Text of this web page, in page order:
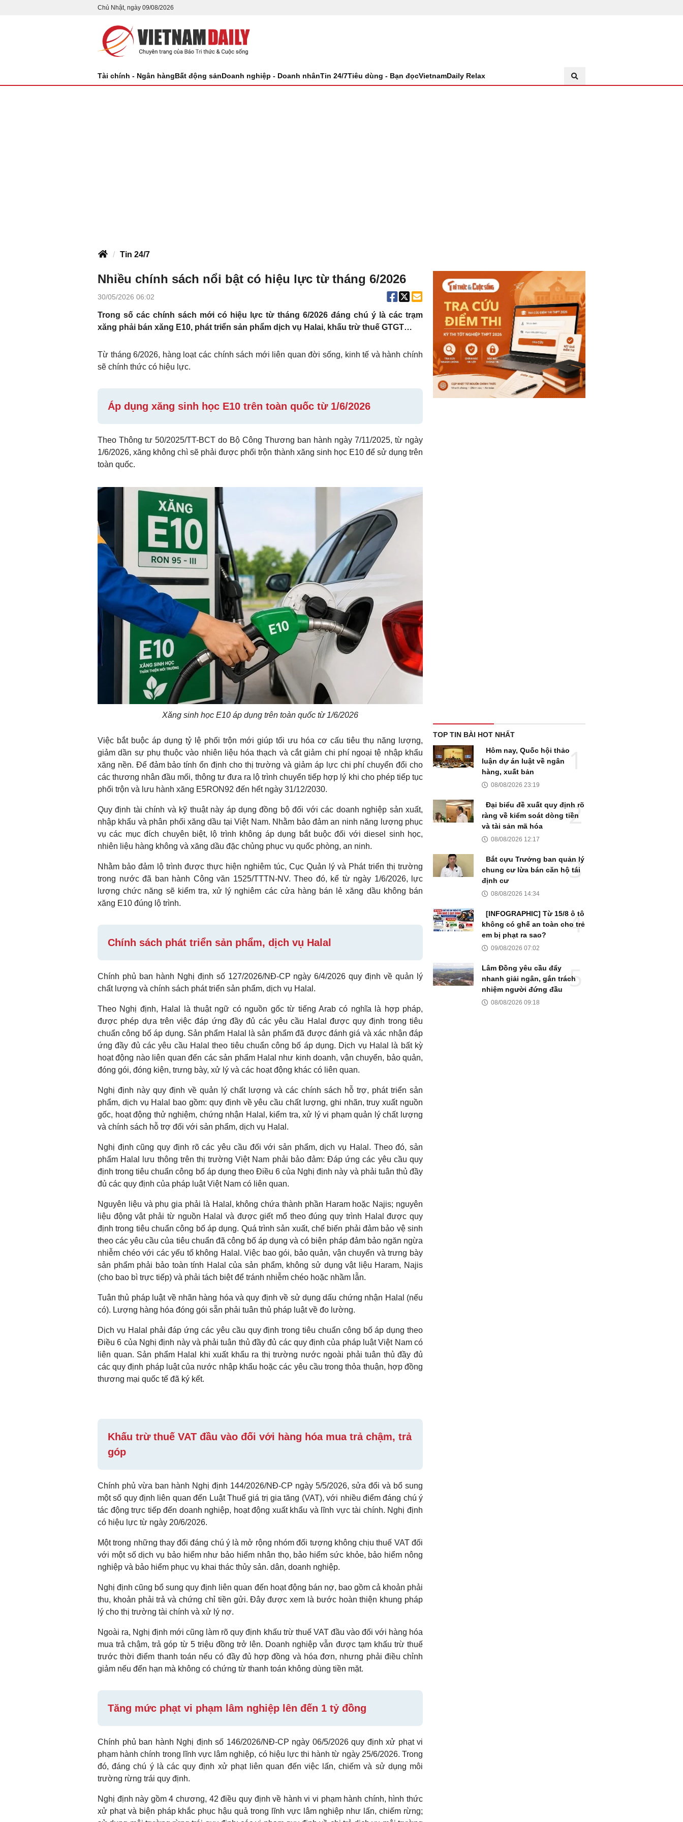
Chủ Nhật, ngày 09/08/2026
Tài chính - Ngân hàngBất động sảnDoanh nghiệp - Doanh nhânTin 24/7Tiêu dùng - Bạn đọcVietnamDaily Relax
Tin 24/7
Nhiều chính sách nổi bật có hiệu lực từ tháng 6/2026
30/05/2026 06:02
Trong số các chính sách mới có hiệu lực từ tháng 6/2026 đáng chú ý là các trạm
xăng phải bán xăng E10, phát triển sản phẩm dịch vụ Halai, khấu trừ thuế GTGT…
Từ tháng 6/2026, hàng loạt các chính sách mới liên quan đời sống, kinh tế và hành chính
sẽ chính thức có hiệu lực.
Áp dụng xăng sinh học E10 trên toàn quốc từ 1/6/2026
Theo Thông tư 50/2025/TT-BCT do Bộ Công Thương ban hành ngày 7/11/2025, từ ngày
1/6/2026, xăng không chì sẽ phải được phối trộn thành xăng sinh học E10 để sử dụng trên
toàn quốc.
Xăng sinh học E10 áp dụng trên toàn quốc từ 1/6/2026
Việc bắt buộc áp dụng tỷ lệ phối trộn mới giúp tối ưu hóa cơ cấu tiêu thụ năng lượng,
giảm dần sự phụ thuộc vào nhiên liệu hóa thạch và cắt giảm chi phí ngoại tệ nhập khẩu
xăng nền. Để đảm bảo tính ổn định cho thị trường và giảm áp lực chi phí chuyển đổi cho
các thương nhân đầu mối, thông tư đưa ra lộ trình chuyển tiếp hợp lý khi cho phép tiếp tục
phối trộn và lưu hành xăng E5RON92 đến hết ngày 31/12/2030.
Quy định tài chính và kỹ thuật này áp dụng đồng bộ đối với các doanh nghiệp sản xuất,
nhập khẩu và phân phối xăng dầu tại Việt Nam. Nhằm bảo đảm an ninh năng lượng phục
vụ các mục đích chuyên biệt, lộ trình không áp dụng bắt buộc đối với diesel sinh học,
nhiên liệu hàng không và xăng dầu đặc chủng phục vụ quốc phòng, an ninh.
Nhằm bảo đảm lộ trình được thực hiện nghiêm túc, Cục Quản lý và Phát triển thị trường
trong nước đã ban hành Công văn 1525/TTTN-NV. Theo đó, kể từ ngày 1/6/2026, lực
lượng chức năng sẽ kiểm tra, xử lý nghiêm các cửa hàng bán lẻ xăng dầu không bán
xăng E10 đúng lộ trình.
Chính sách phát triển sản phẩm, dịch vụ Halal
Chính phủ ban hành Nghị định số 127/2026/NĐ-CP ngày 6/4/2026 quy định về quản lý
chất lượng và chính sách phát triển sản phẩm, dịch vụ Halal.
Theo Nghị định, Halal là thuật ngữ có nguồn gốc từ tiếng Arab có nghĩa là hợp pháp,
được phép dựa trên việc đáp ứng đầy đủ các yêu cầu Halal được quy định trong tiêu
chuẩn công bố áp dụng. Sản phẩm Halal là sản phẩm đã được đánh giá và xác nhận đáp
ứng đầy đủ các yêu cầu Halal theo tiêu chuẩn công bố áp dụng. Dịch vụ Halal là bất kỳ
hoạt động nào liên quan đến các sản phẩm Halal như kinh doanh, vận chuyển, bảo quản,
đóng gói, đóng kiện, trưng bày, xử lý và các hoạt động khác có liên quan.
Nghị định này quy định về quản lý chất lượng và các chính sách hỗ trợ, phát triển sản
phẩm, dịch vụ Halal bao gồm: quy định về yêu cầu chất lượng, ghi nhãn, truy xuất nguồn
gốc, hoạt động thử nghiệm, chứng nhận Halal, kiểm tra, xử lý vi phạm quản lý chất lượng
và chính sách hỗ trợ đối với sản phẩm, dịch vụ Halal.
Nghị định cũng quy định rõ các yêu cầu đối với sản phẩm, dịch vụ Halal. Theo đó, sản
phẩm Halal lưu thông trên thị trường Việt Nam phải bảo đảm: Đáp ứng các yêu cầu quy
định trong tiêu chuẩn công bố áp dụng theo Điều 6 của Nghị định này và phải tuân thủ đầy
đủ các quy định của pháp luật Việt Nam có liên quan.
Nguyên liệu và phụ gia phải là Halal, không chứa thành phần Haram hoặc Najis; nguyên
liệu động vật phải từ nguồn Halal và được giết mổ theo đúng quy trình Halal được quy
định trong tiêu chuẩn công bố áp dụng. Quá trình sản xuất, chế biến phải đảm bảo vệ sinh
theo các yêu cầu của tiêu chuẩn đã công bố áp dụng và có biện pháp đảm bảo ngăn ngừa
nhiễm chéo với các yếu tố không Halal. Việc bao gói, bảo quản, vận chuyển và trưng bày
sản phẩm phải bảo toàn tính Halal của sản phẩm, không sử dụng vật liệu Haram, Najis
(cho bao bì trực tiếp) và phải tách biệt để tránh nhiễm chéo hoặc nhầm lẫn.
Tuân thủ pháp luật về nhãn hàng hóa và quy định về sử dụng dấu chứng nhận Halal (nếu
có). Lượng hàng hóa đóng gói sẵn phải tuân thủ pháp luật về đo lường.
Dịch vụ Halal phải đáp ứng các yêu cầu quy định trong tiêu chuẩn công bố áp dụng theo
Điều 6 của Nghị định này và phải tuân thủ đầy đủ các quy định của pháp luật Việt Nam có
liên quan. Sản phẩm Halal khi xuất khẩu ra thị trường nước ngoài phải tuân thủ đầy đủ
các quy định pháp luật của nước nhập khẩu hoặc các yêu cầu trong thỏa thuận, hợp đồng
thương mại quốc tế đã ký kết.
Khấu trừ thuế VAT đầu vào đối với hàng hóa mua trả chậm, trả
góp
Chính phủ vừa ban hành Nghị định 144/2026/NĐ-CP ngày 5/5/2026, sửa đổi và bổ sung
một số quy định liên quan đến Luật Thuế giá trị gia tăng (VAT), với nhiều điểm đáng chú ý
tác động trực tiếp đến doanh nghiệp, hoạt động xuất khẩu và lĩnh vực tài chính. Nghị định
có hiệu lực từ ngày 20/6/2026.
Một trong những thay đổi đáng chú ý là mở rộng nhóm đối tượng không chịu thuế VAT đối
với một số dịch vụ bảo hiểm như bảo hiểm nhân thọ, bảo hiểm sức khỏe, bảo hiểm nông
nghiệp và bảo hiểm phục vụ khai thác thủy sản. dân, doanh nghiệp.
Nghị định cũng bổ sung quy định liên quan đến hoạt động bán nợ, bao gồm cả khoản phải
thu, khoản phải trả và chứng chỉ tiền gửi. Đây được xem là bước hoàn thiện khung pháp
lý cho thị trường tài chính và xử lý nợ.
Ngoài ra, Nghị định mới cũng làm rõ quy định khấu trừ thuế VAT đầu vào đối với hàng hóa
mua trả chậm, trả góp từ 5 triệu đồng trở lên. Doanh nghiệp vẫn được tạm khấu trừ thuế
trước thời điểm thanh toán nếu có đầy đủ hợp đồng và hóa đơn, nhưng phải điều chỉnh
giảm nếu đến hạn mà không có chứng từ thanh toán không dùng tiền mặt.
Tăng mức phạt vi phạm lâm nghiệp lên đến 1 tỷ đồng
Chính phủ ban hành Nghị định số 146/2026/NĐ-CP ngày 06/5/2026 quy định xử phạt vi
phạm hành chính trong lĩnh vực lâm nghiệp, có hiệu lực thi hành từ ngày 25/6/2026. Trong
đó, đáng chú ý là các quy định xử phạt liên quan đến việc lấn, chiếm và sử dụng môi
trường rừng trái quy định.
Nghị định này gồm 4 chương, 42 điều quy định về hành vi vi phạm hành chính, hình thức
xử phạt và biện pháp khắc phục hậu quả trong lĩnh vực lâm nghiệp như lấn, chiếm rừng;
TOP TIN BÀI HOT NHẤT
Hôm nay, Quốc hội thảo
luận dự án luật về ngân
hàng, xuất bản
08/08/2026 23:19
Đại biểu đề xuất quy định rõ
ràng về kiểm soát dòng tiền
và tài sản mã hóa
08/08/2026 12:17
Bắt cựu Trưởng ban quản lý
chung cư lừa bán căn hộ tái
định cư
08/08/2026 14:34
[INFOGRAPHIC] Từ 15/8 ô tô
không có ghế an toàn cho trẻ
em bị phạt ra sao?
09/08/2026 07:02
Lâm Đồng yêu cầu đẩy
nhanh giải ngân, gắn trách
nhiệm người đứng đầu
08/08/2026 09:18